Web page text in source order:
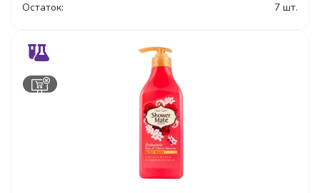
Остаток:
7 шт.